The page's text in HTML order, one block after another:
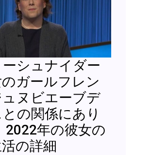
シュナイダー
ガールフレン
ュヌビエーブデ
の関係にあり
2022年の彼女の
の詳細